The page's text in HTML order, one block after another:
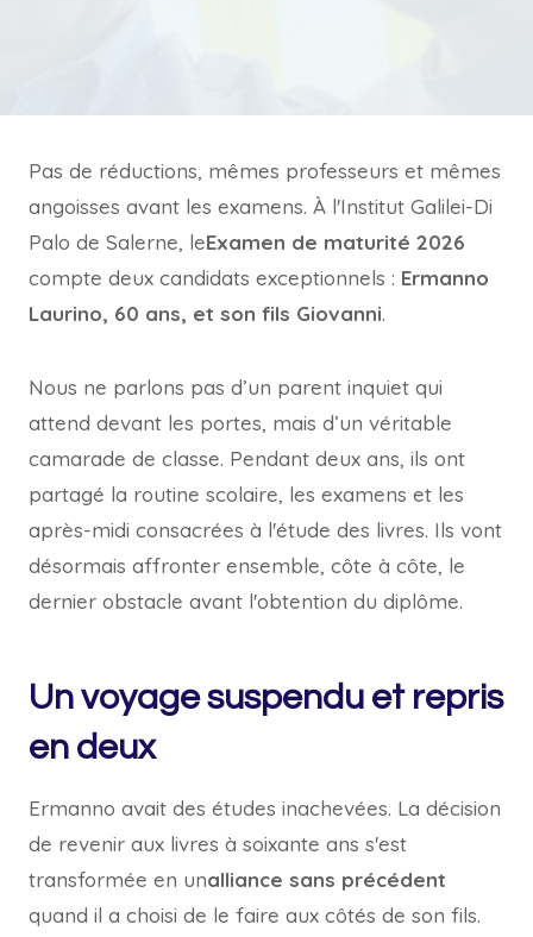
Pas de réductions, mêmes professeurs et mêmes
angoisses avant les examens. À l'Institut Galilei-Di
Palo de Salerne, leExamen de maturité 2026
compte deux candidats exceptionnels : Ermanno
Laurino, 60 ans, et son fils Giovanni.
Nous ne parlons pas d’un parent inquiet qui
attend devant les portes, mais d’un véritable
camarade de classe. Pendant deux ans, ils ont
partagé la routine scolaire, les examens et les
après-midi consacrées à l'étude des livres. Ils vont
désormais affronter ensemble, côte à côte, le
dernier obstacle avant l'obtention du diplôme.
Un voyage suspendu et repris
en deux
Ermanno avait des études inachevées. La décision
de revenir aux livres à soixante ans s'est
transformée en unalliance sans précédent
quand il a choisi de le faire aux côtés de son fils.